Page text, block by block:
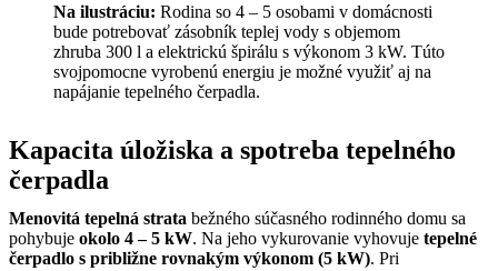
Na ilustráciu: Rodina so 4 – 5 osobami v domácnosti
bude potrebovať zásobník teplej vody s objemom
zhruba 300 l a elektrickú špirálu s výkonom 3 kW. Túto
svojpomocne vyrobenú energiu je možné využiť aj na
napájanie tepelného čerpadla.
Kapacita úložiska a spotreba tepelného
čerpadla
Menovitá tepelná strata bežného súčasného rodinného domu sa
pohybuje okolo 4 – 5 kW. Na jeho vykurovanie vyhovuje tepelné
čerpadlo s približne rovnakým výkonom (5 kW). Pri